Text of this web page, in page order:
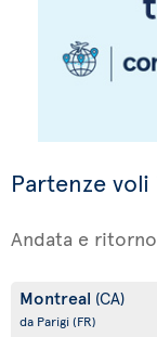
Partenze
Andata e ritorno
Montreal (CA)
da Parigi(FR)